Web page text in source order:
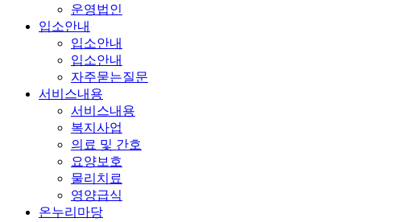
운영법인
입소안내
입소안내
입소안내
자주묻는질문
서비스내용
서비스내용
복지사업
의료 및 간호
요양보호
물리치료
영양급식
온누리마당